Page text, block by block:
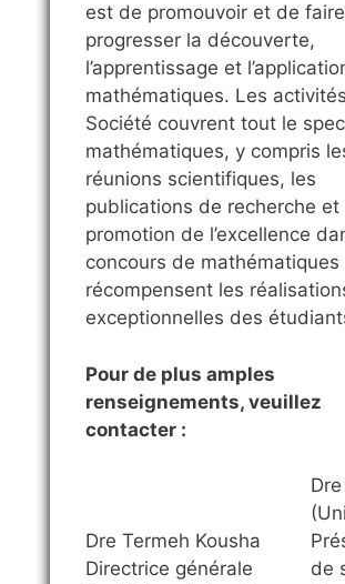
est de promouvoir et de faire
progresser la découverte,
l’apprentissage et
mathématiques. Les
Société couvrent tout le
mathématiques, y compris
réunions scientifiques, les
publications de recherche et
promotion de l’excellence
concours de mathématiques
récompensent les
exceptionnelles des
Pour de plus amples
renseignements, veuillez
contacter :
Dre Termeh Kousha
Directrice générale
de